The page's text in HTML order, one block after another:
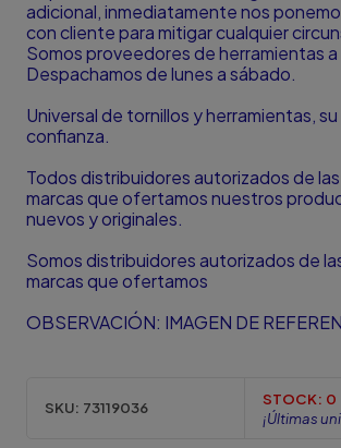
adicional, inmediatamente nos
con cliente para mitigar cualquier
Somos proveedores de herramientas a
Despachamos de lunes a sábado.
Universal de tornillos y herramientas,
confianza.
Todos distribuidores autorizados de
marcas que ofertamos nuestros
nuevos y originales.
Somos distribuidores autorizados de
marcas que ofertamos
OBSERVACIÓN: IMAGEN DE
SKU: 73119036 STOCK: 0
¡Últimas